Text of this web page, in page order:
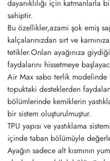
dayanıklılığı için katmanlarla
sahiptir.
Bu özellikler,azami şok emiş
kalçalarınızdan sırt ve
tetikler.Onları ayağınıza
faydalarını hissetmeye
Air Max sabo terlik modelinde
topuktaki desteklerden
bölümlerinde kemiklerin
bir sistem oluşturulmuştur.
TPU yapısı ve yastıklama
içinde taban bölümüyle
Ayağın sadece alt kısmının